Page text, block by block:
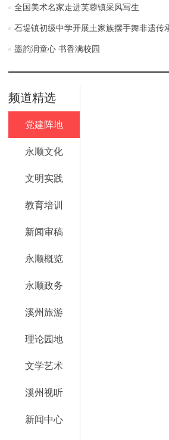
全国美术名家走进芙蓉镇采风写生
石堤镇初级中学开展土家族摆手舞非遗传
墨韵润童心 书香满校园
频道精选
党建阵地
永顺文化
文明实践
教育培训
新闻审稿
永顺概览
永顺政务
溪州旅游
理论园地
文学艺术
溪州视听
新闻中心